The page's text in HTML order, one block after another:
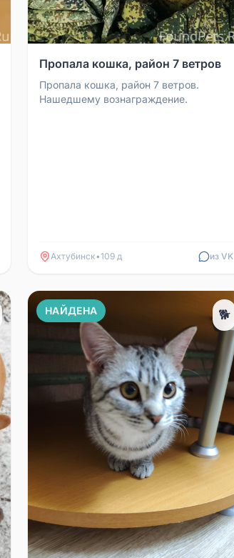
Пропала кошка, район 7 ветров
Пропала кошка, район 7 ветров.
Нашедшему вознаграждение.
Ахтубинск•109 д из VK
НАЙДЕНА 🐕